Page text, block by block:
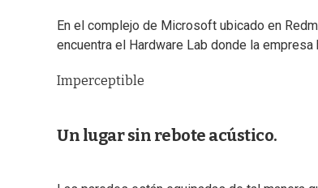
En el complejo de Microsoft ubicado en
encuentra el Hardware Lab donde la
Imperceptible
Un lugar sin rebote acústico.